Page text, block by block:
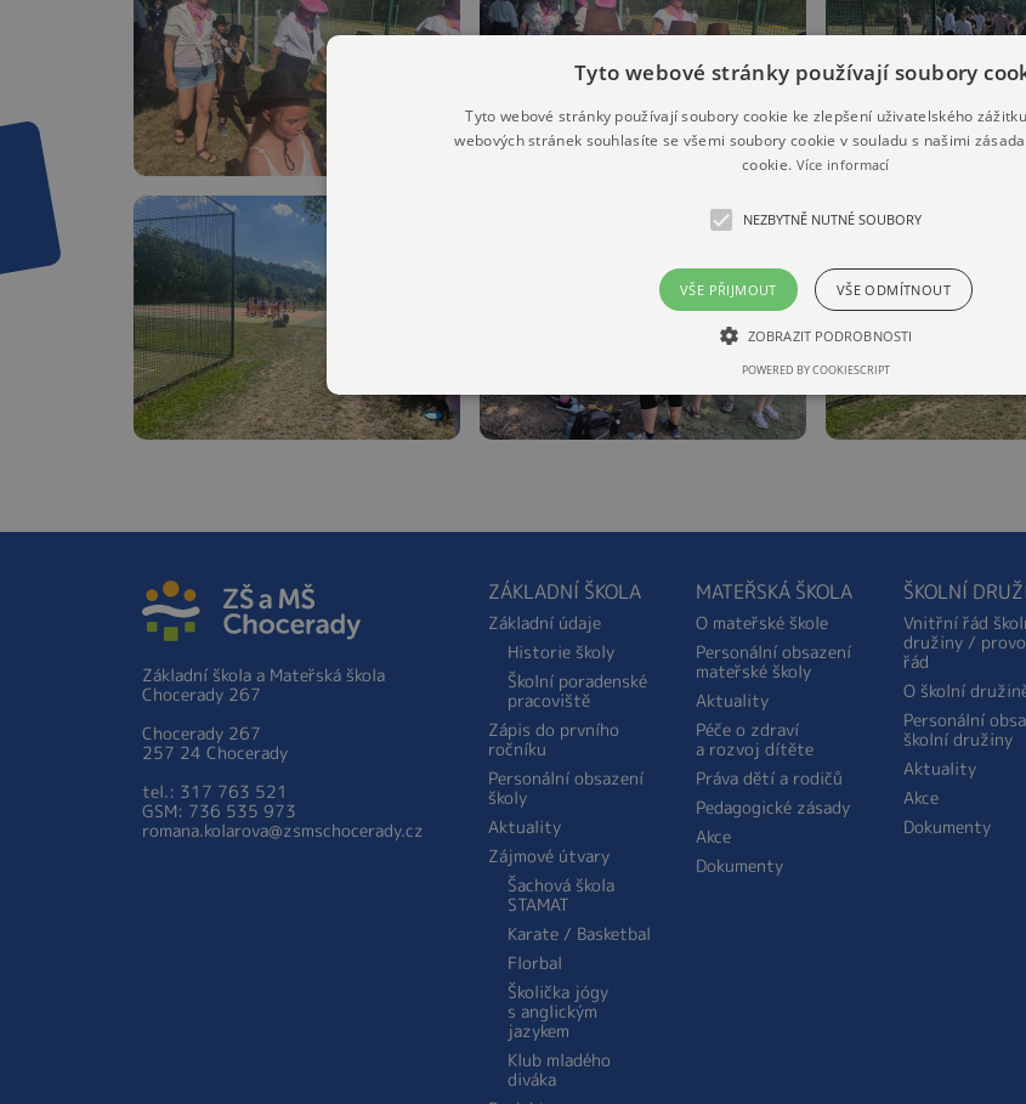
Základní škola a Mateřská škola
Chocerady 267
Chocerady 267
257 24 Chocerady
tel.: 317 763 521
GSM: 736 535 973
romana.kolarova@zsmschocerady.cz
ZÁKLADNÍ ŠKOLA
Základní údaje
Historie školy
Školní poradenské
pracoviště
Zápis do prvního
ročníku
Personální obsazení
školy
Aktuality
Zájmové útvary
Šachová škola
STAMAT
Karate / Basketbal
Florbal
Školička jógy
s anglickým
jazykem
Klub mladého
diváka
MATEŘSKÁ ŠKOLA
O mateřské škole
Personální obsazení
mateřské školy
Aktuality
Péče o zdraví
a rozvoj dítěte
Práva dětí a rodičů
Pedagogické zásady
Akce
Dokumenty
ŠKOLNÍ
Vnitřní řád
družiny /
řád
O školní
Personální
školní družiny
Aktuality
Akce
Dokumenty
Tyto webové stránky používají soubory
Tyto webové stránky používají soubory cookie ke zlepšení uživatelského
webových stránek souhlasíte se všemi soubory cookie v souladu s našimi
cookie. Více informací
NEZBYTNĚ NUTNÉ SOUBORY
VŠE PŘIJMOUT VŠE ODMÍTNOUT
ZOBRAZIT PODROBNOSTI
POWERED BY COOKIESCRIPT